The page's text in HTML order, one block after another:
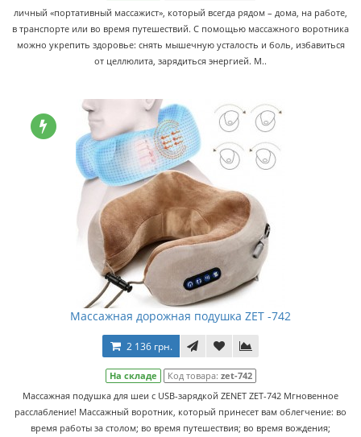
личный «портативный массажист», который всегда рядом – дома, на работе,
в транспорте или во время путешествий. С помощью массажного воротника
можно укрепить здоровье: снять мышечную усталость и боль, избавиться
от целлюлита, зарядиться энергией. М..
Массажная дорожная подушка ZET -742
2 136 грн.
На складе Код товара: zet-742
Массажная подушка для шеи с USB-зарядкой ZENET ZET-742 Мгновенное
расслабление! Массажный воротник, который принесет вам облегчение: во
время работы за столом; во время путешествия; во время вождения;